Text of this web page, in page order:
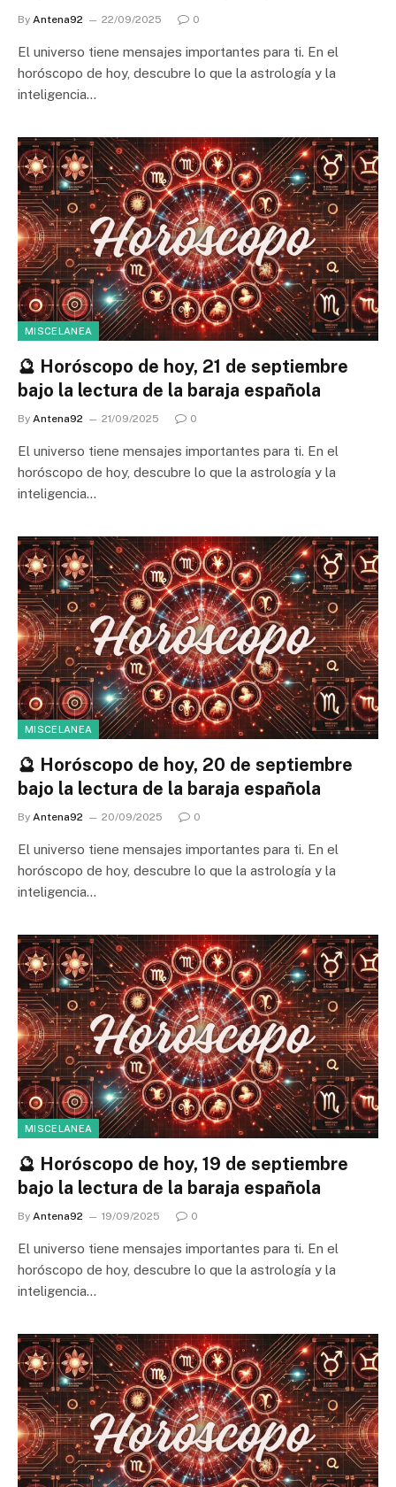
By Antena92 22/09/2025 0
El universo tiene mensajes importantes para ti. En el
horóscopo de hoy, descubre lo que la astrología y la
inteligencia…
MISCELANEA
🔮 Horóscopo de hoy, 21 de septiembre
bajo la lectura de la baraja española
By Antena92 21/09/2025 0
El universo tiene mensajes importantes para ti. En el
horóscopo de hoy, descubre lo que la astrología y la
inteligencia…
MISCELANEA
🔮 Horóscopo de hoy, 20 de septiembre
bajo la lectura de la baraja española
By Antena92 20/09/2025 0
El universo tiene mensajes importantes para ti. En el
horóscopo de hoy, descubre lo que la astrología y la
inteligencia…
MISCELANEA
🔮 Horóscopo de hoy, 19 de septiembre
bajo la lectura de la baraja española
By Antena92 19/09/2025 0
El universo tiene mensajes importantes para ti. En el
horóscopo de hoy, descubre lo que la astrología y la
inteligencia…